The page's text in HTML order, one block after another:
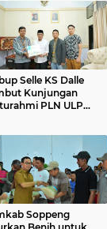
Selle KS Dalle
Kunjungan
PLN ULP
Soppeng